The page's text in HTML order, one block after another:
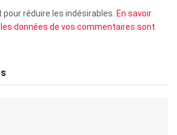
réduire les indésirables. En savoir
données de vos commentaires sont